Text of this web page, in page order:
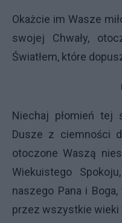
Okażcie im Wasze
swojej Chwały,
Światłem, które
Niechaj płomień tej
Dusze z ciemności
otoczone Waszą
Wiekuistego
naszego Pana i
przez wszystkie wieki